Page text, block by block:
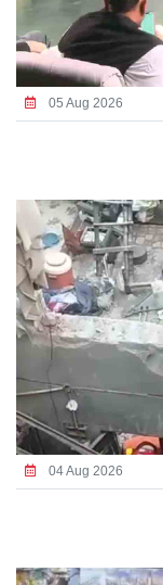
05 Aug 2026
04 Aug 2026